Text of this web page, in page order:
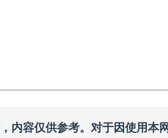
内容仅供参考。对于因使用本